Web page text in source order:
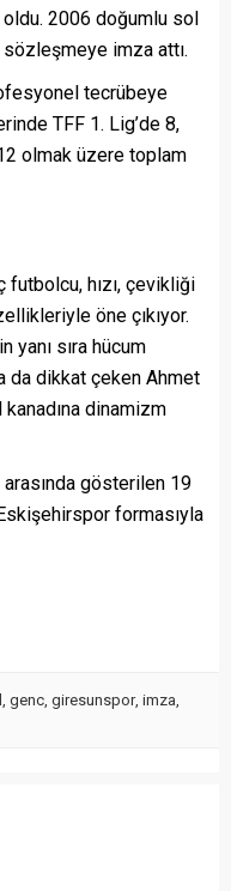
oldu. 2006 doğumlu sol
sözleşmeye imza attı.
tecrübeye
TFF 1. Lig’de 8,
olmak üzere toplam
futbolcu, hızı, çevikliği
öne çıkıyor.
yanı sıra hücum
da dikkat çeken Ahmet
kanadına dinamizm
gösterilen 19
formasıyla
genc giresunspor, imza